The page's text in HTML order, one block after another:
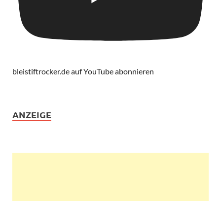
bleistiftrocker.de auf YouTube abonnieren
ANZEIGE